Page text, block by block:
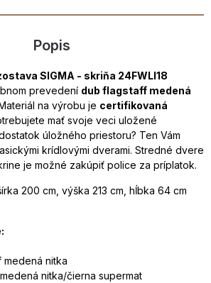
Popis
SIGMA - skriňa 24FWLI18
prevedení dub flagstaff medená
na výrobu je certifikovaná
mať svoje veci uložené
úložného priestoru? Ten Vám
krídlovými dverami. Stredné dvere
je možné zakúpiť police za príplatok.
200 cm, výška 213 cm, hĺbka 64 cm
nitka
nitka/čierna supermat